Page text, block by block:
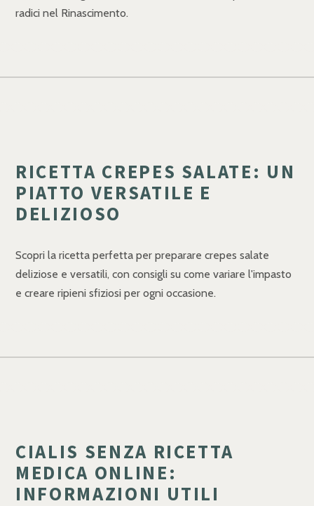
radici nel Rinascimento.
RICETTA CREPES SALATE: UN
PIATTO VERSATILE E
DELIZIOSO
Scopri la ricetta perfetta per preparare crepes salate
deliziose e versatili, con consigli su come variare l'impasto
e creare ripieni sfiziosi per ogni occasione.
CIALIS SENZA RICETTA
MEDICA ONLINE:
INFORMAZIONI UTILI